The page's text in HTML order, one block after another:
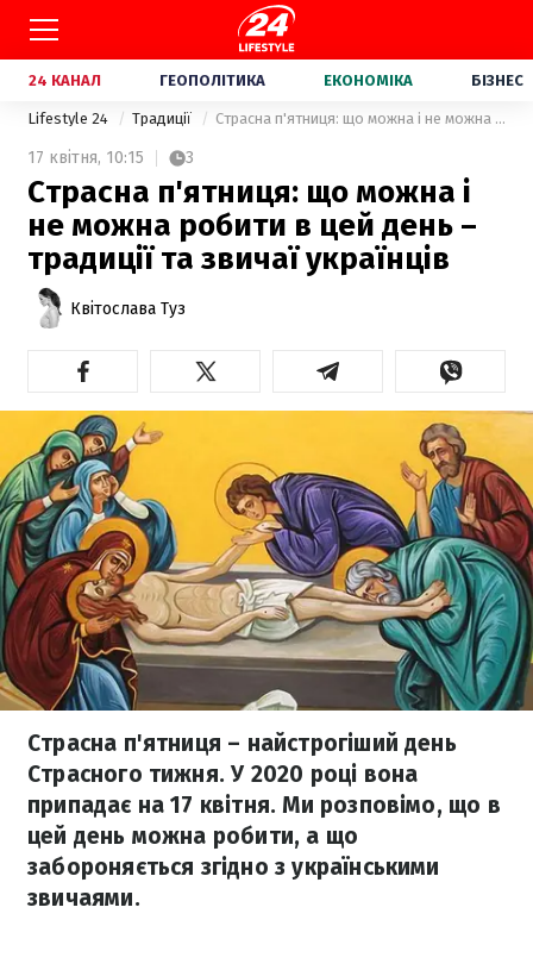
24 КАНАЛ ГЕОПОЛІТИКА ЕКОНОМІКА БІЗНЕС
Lifestyle 24 Традиції Страсна п'ятниця: що можна і не можна робити в цей день – традиції та звичаї українців
17 квітня, 10:15 3
Страсна п'ятниця: що можна і
не можна робити в цей день –
традиції та звичаї українців
Квітослава Туз
Страсна п'ятниця – найстрогіший день
Страсного тижня. У 2020 році вона
припадає на 17 квітня. Ми розповімо, що в
цей день можна робити, а що
забороняється згідно з українськими
звичаями.